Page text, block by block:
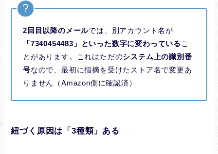
2回目以降のメールでは、別アカウント名が
「7340454483」といった数字に変わっている こ
とがあります。これはただのシステム上の識別番
号なので、最初に指摘を受けたストア名で変更あ
りません（Amazon側に確認済）
紐づく原因は「3種類」ある